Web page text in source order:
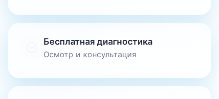
Бесплатная диагностика
Осмотр и консультация